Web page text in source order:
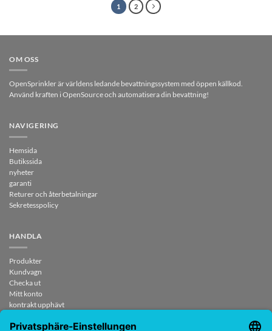
1 2
OM OSS
OpenSprinkler är världens ledande bevattningssystem med öppen källkod.
Använd kraften i OpenSource och automatisera din bevattning!
NAVIGERING
Hemsida
Butikssida
nyheter
garanti
Returer och återbetalningar
Sekretesspolicy
HANDLA
Produkter
Kundvagn
Checka ut
Mitt konto
kontrakt upphävt